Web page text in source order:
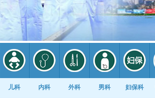
儿科 内科 外科 男科 妇保科